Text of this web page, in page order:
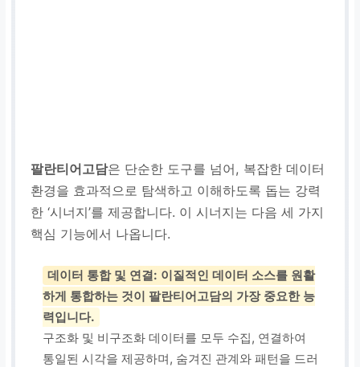
팔란티어고담은 단순한 도구를 넘어, 복잡한 데이터
환경을 효과적으로 탐색하고 이해하도록 돕는 강력
한 ‘시너지’를 제공합니다. 이 시너지는 다음 세 가지
핵심 기능에서 나옵니다.
데이터 통합 및 연결: 이질적인 데이터 소스를 원활
하게 통합하는 것이 팔란티어고담의 가장 중요한 능
력입니다.
구조화 및 비구조화 데이터를 모두 수집, 연결하여
통일된 시각을 제공하며, 숨겨진 관계와 패턴을 드러